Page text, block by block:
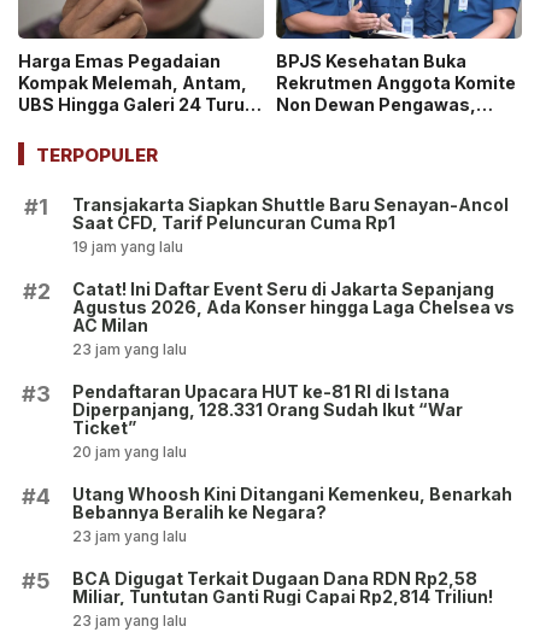
Harga Emas Pegadaian
Kompak Melemah, Antam,
UBS Hingga Galeri 24 Turun
BPJS Kesehatan Buka
Rekrutmen Anggota Komite
Non Dewan Pengawas,
TERPOPULER
#1
Transjakarta Siapkan Shuttle Baru Senayan-Ancol
Saat CFD, Tarif Peluncuran Cuma Rp1
19 jam yang lalu
#2
Catat! Ini Daftar Event Seru di Jakarta Sepanjang
Agustus 2026, Ada Konser hingga Laga Chelsea vs
AC Milan
23 jam yang lalu
#3
Pendaftaran Upacara HUT ke-81 RI di Istana
Diperpanjang, 128.331 Orang Sudah Ikut “War
Ticket”
20 jam yang lalu
#4
Utang Whoosh Kini Ditangani Kemenkeu, Benarkah
Bebannya Beralih ke Negara?
23 jam yang lalu
#5
BCA Digugat Terkait Dugaan Dana RDN Rp2,58
Miliar, Tuntutan Ganti Rugi Capai Rp2,814 Triliun!
23 jam yang lalu